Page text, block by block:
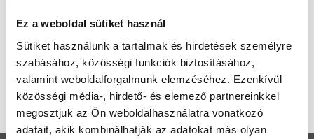
Ez a weboldal sütiket használ
Sütiket használunk a tartalmak és hirdetések személyre
szabásához, közösségi funkciók biztosításához,
valamint weboldalforgalmunk elemzéséhez. Ezenkívül
közösségi média-, hirdető- és elemező partnereinkkel
megosztjuk az Ön weboldalhasználatra vonatkozó
adatait, akik kombinálhatják az adatokat más olyan
Google engedélyével Google
support-tal foglalkoznak. Jelenleg
egyedüli magyar cégként csak mi
vagyunk jogosultak Google for
Education és Google Workspace
támogatásra.